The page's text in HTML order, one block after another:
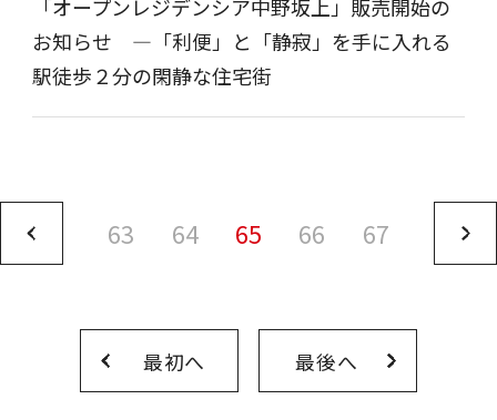
「オープンレジデンシア中野坂上」販売開始の
お知らせ ―「利便」と「静寂」を手に入れる
駅徒歩２分の閑静な住宅街
最初へ
63 64 65 66 67
最後へ